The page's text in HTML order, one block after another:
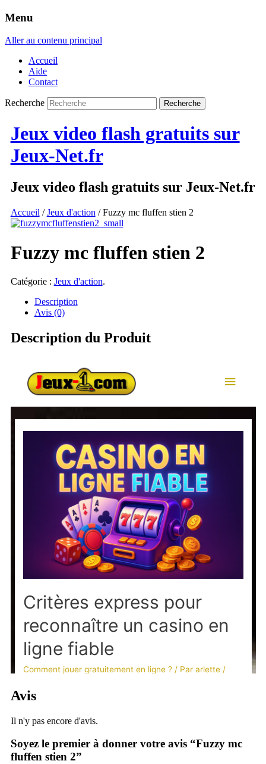
Menu
Aller au contenu principal
Accueil
Aide
Contact
Recherche
Jeux video flash gratuits sur
Jeux-Net.fr
Jeux video flash gratuits sur Jeux-Net.fr
Accueil /Jeux d'action / Fuzzy mc fluffen stien 2
Fuzzy mc fluffen stien 2
Catégorie : Jeux d'action.
Description
Avis (0)
Description du Produit
Avis
Il n'y pas encore d'avis.
Soyez le premier à donner votre avis “Fuzzy mc
fluffen stien 2”